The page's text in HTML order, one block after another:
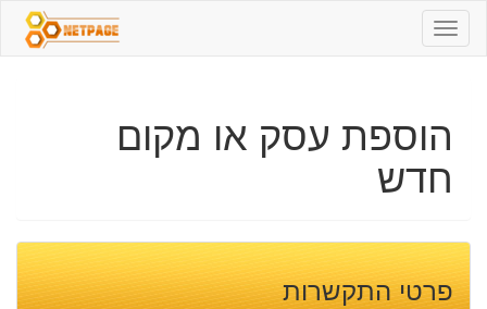
NetPage
-
הוספת עסק או מקום
חדש
פרטי התקשרות